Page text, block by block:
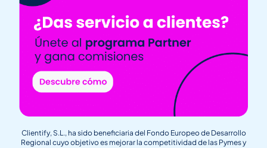
Clientify, S.L., ha sido beneficiaria del Fondo Europeo de Desarrollo
Regional cuyo objetivo es mejorar la competitividad de las Pymes y